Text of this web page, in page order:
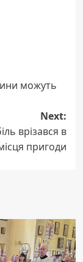
можуть
Next:
врізався в
пригоди